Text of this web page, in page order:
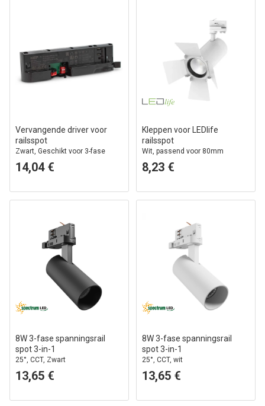
Vervangende driver voor
railsspot
Zwart, Geschikt voor 3-fase
railsspot, 24-42V, 650-800mA
14,04 €
Kleppen voor LEDlife
railsspot
Wit, passend voor 80mm
diameter LEDlife railsspot
8,23 €
8W 3-fase spanningsrail
spot 3-in-1
25°, CCT, Zwart
13,65 €
8W 3-fase spanningsrail
spot 3-in-1
25°, CCT, wit
13,65 €